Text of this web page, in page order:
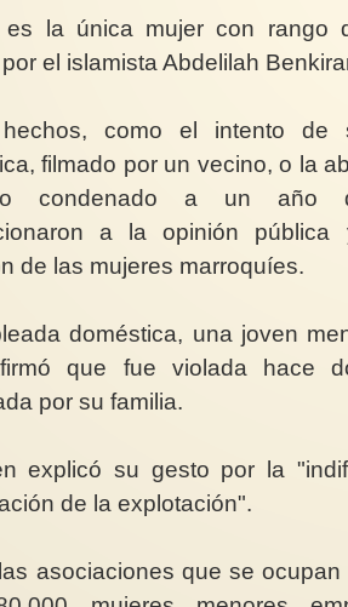
es la única mujer con rango
el islamista Abdelilah
como el intento de
filmado por un vecino, o la
condenado a un año
a la opinión
de las mujeres marroquíes.
doméstica, una joven
que fue violada hace
por su familia.
explicó su gesto por la
de la explotación".
asociaciones que se